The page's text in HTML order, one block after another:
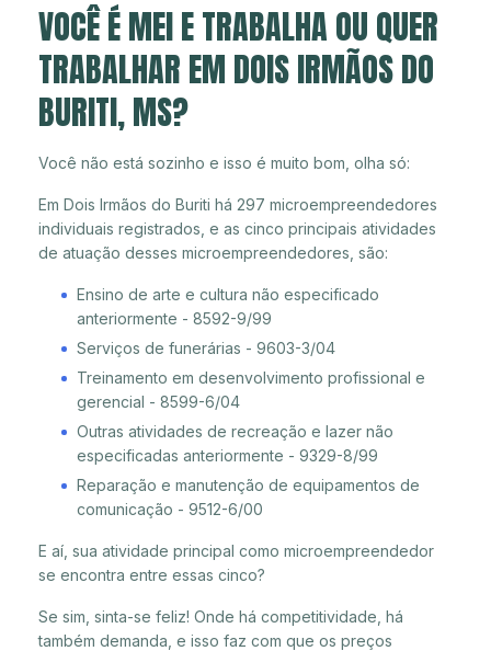
VOCÊ É MEI E TRABALHA OU QUER
TRABALHAR EM DOIS IRMÃOS DO
BURITI, MS?
Você não está sozinho e isso é muito bom, olha só:
Em Dois Irmãos do Buriti há 297 microempreendedores
individuais registrados, e as cinco principais atividades
de atuação desses microempreendedores, são:
Ensino de arte e cultura não especificado
anteriormente - 8592-9/99
Serviços de funerárias - 9603-3/04
Treinamento em desenvolvimento profissional e
gerencial - 8599-6/04
Outras atividades de recreação e lazer não
especificadas anteriormente - 9329-8/99
Reparação e manutenção de equipamentos de
comunicação - 9512-6/00
E aí, sua atividade principal como microempreendedor
se encontra entre essas cinco?
Se sim, sinta-se feliz! Onde há competitividade, há
também demanda, e isso faz com que os preços